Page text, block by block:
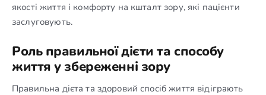
якості життя і комфорту на кшталт зору, які пацієнти
заслуговують.
Роль правильної дієти та способу
життя у збереженні зору
Правильна дієта та здоровий спосіб життя відіграють